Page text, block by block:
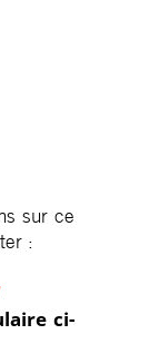
sur ce
:
ci-